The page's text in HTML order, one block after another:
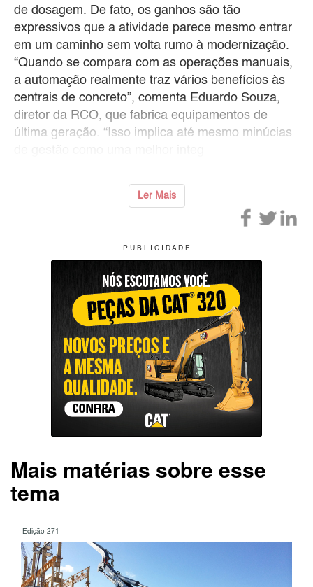
de dosagem. De fato, os ganhos são tão
expressivos que a atividade parece mesmo entrar
em um caminho sem volta rumo à modernização.
“Quando se compara com as operações manuais,
a automação realmente traz vários benefícios às
centrais de concreto”, comenta Eduardo Souza,
diretor da RCO, que fabrica equipamentos de
última geração. “Isso implica até mesmo minúcias
Ler Mais
P U B L I C I D A D E
Mais matérias sobre esse
tema
Edição 271